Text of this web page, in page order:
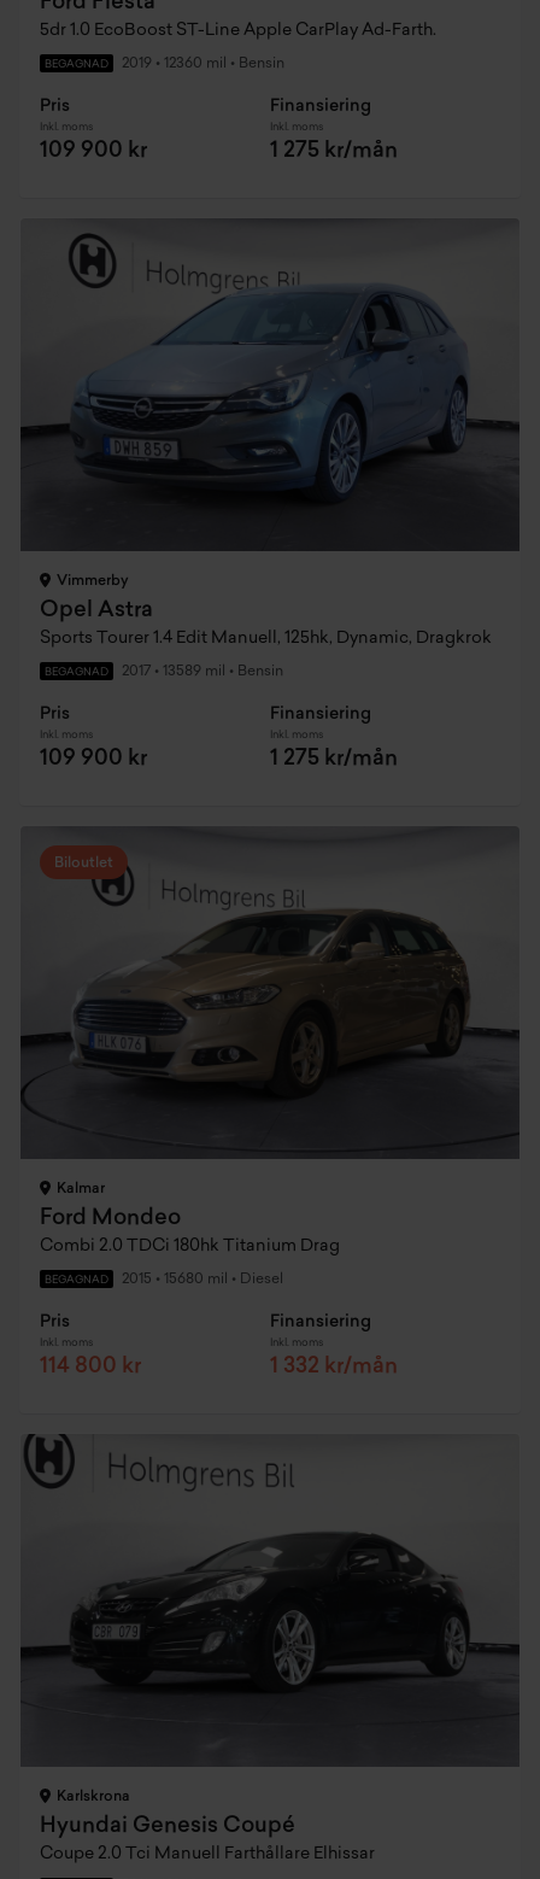
5dr 1.0 EcoBoost ST-Line Apple CarPlay Ad-Farth.
BEGAGNAD 2019 • 12360 mil • Bensin
Pris
Inkl. moms
109 900 kr
Finansiering
Inkl. moms
1 275 kr/mån
Vimmerby
Opel Astra
Sports Tourer 1.4 Edit Manuell, 125hk, Dynamic, Dragkrok
BEGAGNAD 2017 • 13589 mil • Bensin
Pris
Inkl. moms
109 900 kr
Finansiering
Inkl. moms
1 275 kr/mån
Biloutlet
Kalmar
Ford Mondeo
Combi 2.0 TDCi 180hk Titanium Drag
BEGAGNAD 2015 • 15680 mil • Diesel
Pris
Inkl. moms
114 800 kr
Finansiering
Inkl. moms
1 332 kr/mån
Karlskrona
Hyundai Genesis Coupé
Coupe 2.0 Tci Manuell Farthållare Elhissar